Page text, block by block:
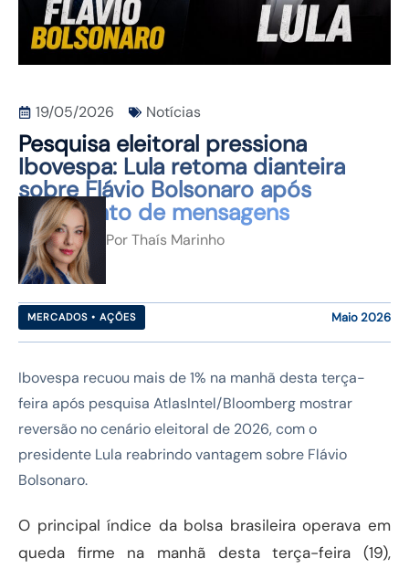
19/05/2026 Notícias
Pesquisa eleitoral pressiona
Ibovespa: Lula retoma dianteira
sobre Flávio Bolsonaro após
vazamento de mensagens
PorThaís Marinho
MERCADOS • AÇÕES Maio 2026
Ibovespa recuou mais de 1% na manhã desta terça-
feira após pesquisa AtlasIntel/Bloomberg mostrar
reversão no cenário eleitoral de 2026, com o
presidente Lula reabrindo vantagem sobre Flávio
Bolsonaro.
O principal índice da bolsa brasileira operava em
queda firme na manhã desta terça-feira (19),